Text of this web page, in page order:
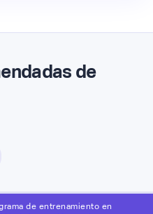
de
de entrenamiento en